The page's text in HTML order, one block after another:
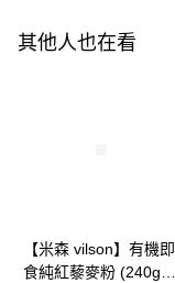
其他人也在看
【米森 vilson】有機即
食純紅藜麥粉 (240g/